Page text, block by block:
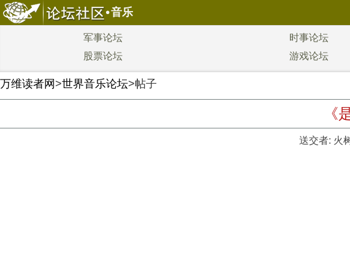
音乐
军事论坛 时事论坛
股票论坛
游戏论坛
万维读者网 >世界音乐论坛>帖子
《
送交者: 火